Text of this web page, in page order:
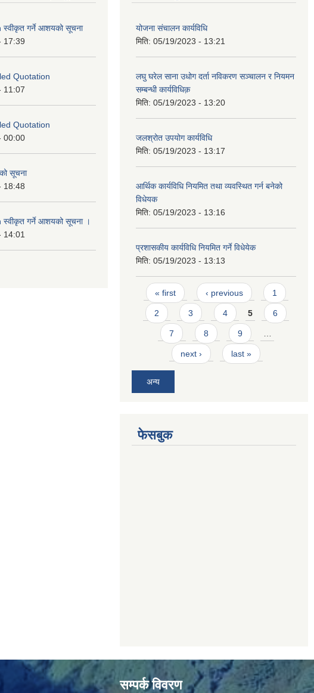
गर्ने आशयको सूचना
17:39
Quotation
11:07
Quotation
00:00
सूचना
18:48
गर्ने आशयको सूचना ।
14:01
योजना संचालन कार्यविधि
मिति: 05/19/2023 - 13:21
लघु घरेल साना उधोग दर्ता नविकरण सञ्चालन र नियमन
सम्बन्धी कार्यविधिक़
मिति: 05/19/2023 - 13:20
जलश्रोत उपयोग कार्यविधि
मिति: 05/19/2023 - 13:17
आर्थिक कार्यविधि नियमित तथा व्यवस्थित गर्न बनेको
विधेयक
मिति: 05/19/2023 - 13:16
प्रशासकीय कार्यविधि नियमित गर्ने विधेयेक
मिति: 05/19/2023 - 13:13
Pages
« first ‹ previous 1
2 3 4 5 6
7 8 9 …
next › last »
अन्य
फेसबुक
सम्पर्क विवरण